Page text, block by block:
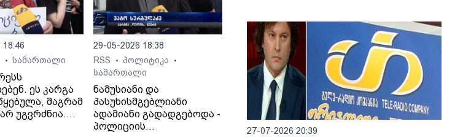
• სამართალი
ეს კარგა
მაგრამ
უგვრძნია.
29-05-2026 18:38
RSS
• პოლიტიკა •
სამართალი
ნამუსიანი და
პასუხისმგებლიანი
ადამიანი გადადგებოდა -
პოლიციის
27-07-2026 20:39